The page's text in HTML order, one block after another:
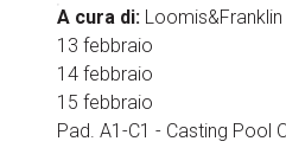
A cura di:
A cura di: Loomis&Franklin
13 febbraio
14 febbraio
15 febbraio
Pad. A1-C1 - Casting Pool